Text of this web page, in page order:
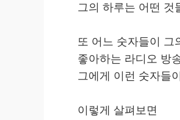
그의 하루는 어떤 것
또 어느 숫자들이 그
좋아하는 라디오 방
그에게 이런 숫자들
이렇게 살펴보면